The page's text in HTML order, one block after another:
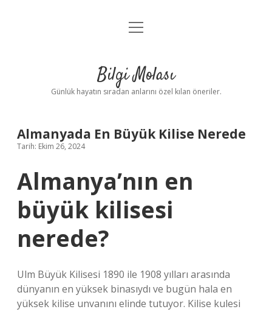
Anasayfa
Yasal Uyarı
menüyü
Bilgi Molası
Günlük hayatın sıradan anlarını özel kılan öneriler.
Almanyada En Büyük Kilise Nerede
Tarih: Ekim 26, 2024
Almanya’nın en
büyük kilisesi
nerede?
Ulm Büyük Kilisesi 1890 ile 1908 yılları arasında
dünyanın en yüksek binasıydı ve bugün hala en
yüksek kilise unvanını elinde tutuyor. Kilise kulesi